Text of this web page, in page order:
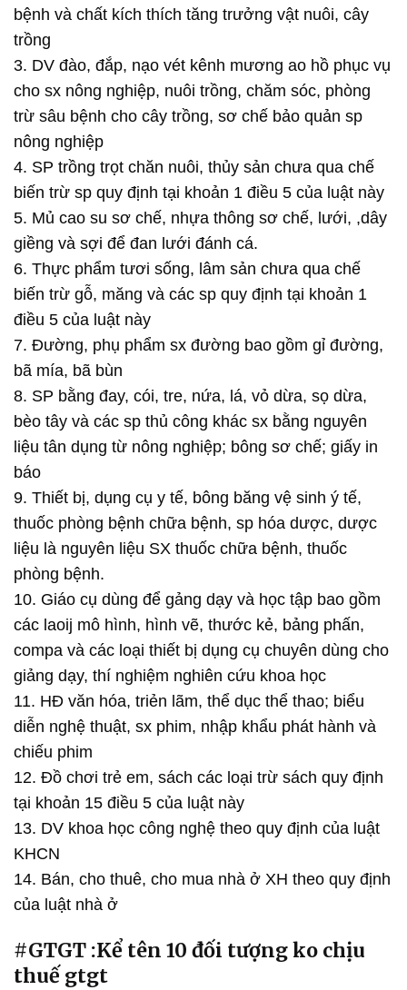
bệnh và chất kích thích tăng trưởng vật nuôi, cây
trồng
3. DV đào, đắp, nạo vét kênh mương ao hồ phục vụ
cho sx nông nghiệp, nuôi trồng, chăm sóc, phòng
trừ sâu bệnh cho cây trồng, sơ chế bảo quản sp
nông nghiệp
4. SP trồng trọt chăn nuôi, thủy sản chưa qua chế
biến trừ sp quy định tại khoản 1 điều 5 của luật này
5. Mủ cao su sơ chế, nhựa thông sơ chế, lưới, ,dây
giềng và sợi để đan lưới đánh cá.
6. Thực phẩm tươi sống, lâm sản chưa qua chế
biến trừ gỗ, măng và các sp quy định tại khoản 1
điều 5 của luật này
7. Đường, phụ phẩm sx đường bao gồm gỉ đường,
bã mía, bã bùn
8. SP bằng đay, cói, tre, nứa, lá, vỏ dừa, sọ dừa,
bèo tây và các sp thủ công khác sx bằng nguyên
liệu tân dụng từ nông nghiệp; bông sơ chế; giấy in
báo
9. Thiết bị, dụng cụ y tế, bông băng vệ sinh ý tế,
thuốc phòng bệnh chữa bệnh, sp hóa dược, dược
liệu là nguyên liệu SX thuốc chữa bệnh, thuốc
phòng bệnh.
10. Giáo cụ dùng để gảng dạy và học tập bao gồm
các laoij mô hình, hình vẽ, thước kẻ, bảng phấn,
compa và các loại thiết bị dụng cụ chuyên dùng cho
giảng dạy, thí nghiệm nghiên cứu khoa học
11. HĐ văn hóa, triẻn lãm, thể dục thể thao; biểu
diễn nghệ thuật, sx phim, nhập khẩu phát hành và
chiếu phim
12. Đồ chơi trẻ em, sách các loại trừ sách quy định
tại khoản 15 điều 5 của luật này
13. DV khoa học công nghệ theo quy định của luật
KHCN
14. Bán, cho thuê, cho mua nhà ở XH theo quy định
của luật nhà ở
#GTGT :Kể tên 10 đối tượng ko chịu
thuế gtgt